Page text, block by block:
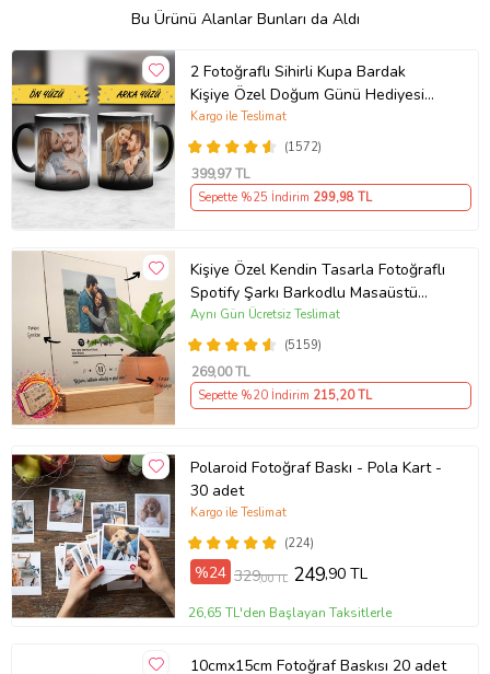
Bu Ürünü Alanlar Bunları da Aldı
2 Fotoğraflı Sihirli Kupa Bardak
Kişiye Özel Doğum Günü Hediyesi
Sevgiliye Hediye Anneye Babaya
Ablaya Abiye Kız Erkek Kardeşe
Arkadaşa Resimli Günü Yıl Dönümü
Hediyesi
(1572)
Kargo ile Teslimat
399,97 TL
Sepette %25 İndirim 299,98 TL
Kişiye Özel Kendin Tasarla Fotoğraflı
Spotify Şarkı Barkodlu Masaüstü
Plak Fotoğraf Çerçevesi
(5159)
Aynı Gün Ücretsiz Teslimat
269,00 TL
Sepette %20 İndirim 215,20 TL
Polaroid Fotoğraf Baskı - Pola Kart -
30 adet
(224)
Kargo ile Teslimat
%24 329,00 TL 249,90 TL
26,65 TL'den Başlayan Taksitlerle
10cmx15cm Fotoğraf Baskısı 20 adet